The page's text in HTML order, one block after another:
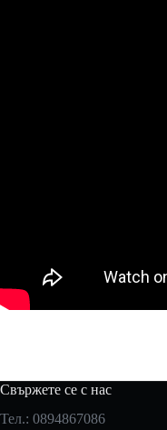
Свържете се с нас
Тел.: 0894867086